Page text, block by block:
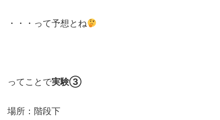
・・・って予想とね
ってことで実験③
場所：階段下